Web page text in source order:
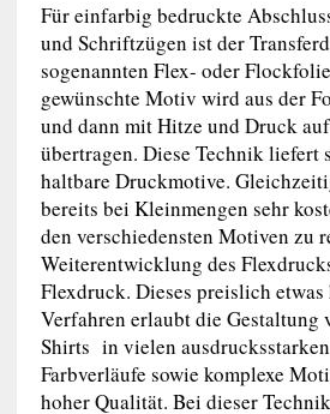
Für einfarbig bedruckte
und Schriftzügen ist der
sogenannten Flex- oder
gewünschte Motiv wird aus der
und dann mit Hitze und Druck
übertragen. Diese Technik liefert
haltbare Druckmotive.
bereits bei Kleinmengen sehr
den verschiedensten Motiven zu
Weiterentwicklung des
Flexdruck. Dieses preislich
Verfahren erlaubt die Gestaltung
Shirts in vielen ausdrucksstarken
Farbverläufe sowie komplexe
hoher Qualität. Bei dieser